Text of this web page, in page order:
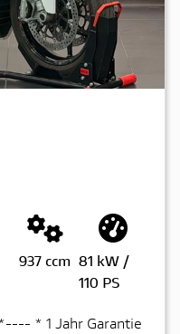
937 ccm 81 kW /
110 PS
* 1 Jahr Garantie